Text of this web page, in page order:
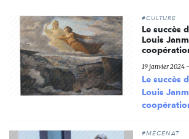
#CULTURE
Le succès
Louis
19 janvier 2024 -
Le succès
Louis
#MÉCÉNAT